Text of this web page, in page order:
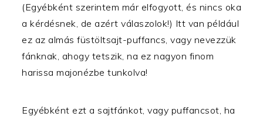
(Egyébként szerintem már elfogyott, és nincs oka
a kérdésnek, de azért válaszolok!) Itt van például
ez az almás füstöltsajt-puffancs, vagy nevezzük
fánknak, ahogy tetszik, na ez nagyon finom
harissa majonézbe tunkolva!
Egyébként ezt a sajtfánkot, vagy puffancsot, ha